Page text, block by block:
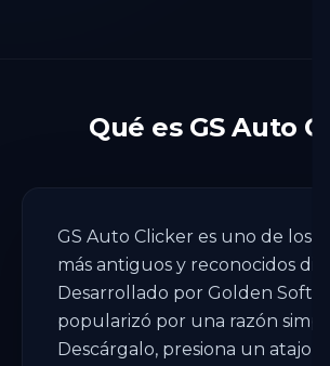
Qué es GS Auto
GS Auto Clicker es uno de los
más antiguos y reconocidos
Desarrollado por Golden
popularizó por una razón
Descárgalo, presiona un atajo